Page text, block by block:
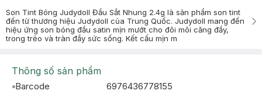
Son Tint Bóng Judydoll Đầu Sắt Nhung 2.4g là sản phẩm son tint
đến từ thương hiệu Judydoll của Trung Quốc. Judydoll mang đến
hiệu ứng son bóng đầu satin mịn mướt cho đôi môi căng đầy,
trong trẻo và tràn đầy sức sống. Kết cấu mịn m
Thông số sản phẩm
Barcode
6976436778155